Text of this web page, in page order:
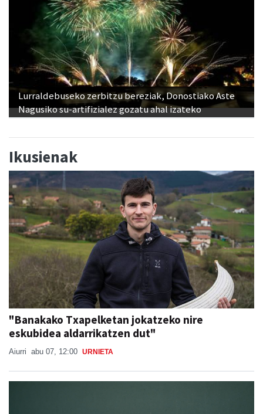
Lurraldebuseko zerbitzu bereziak, Donostiako Aste
Nagusiko su-artifizialez gozatu ahal izateko
Ikusienak
"Banakako Txapelketan jokatzeko nire
eskubidea aldarrikatzen dut"
Aiurri abu 07, 12:00 URNIETA